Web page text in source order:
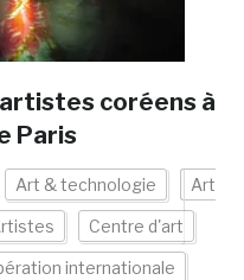
artistes coréens à
Paris
Art & technologie Art
Centre d'art
internationale